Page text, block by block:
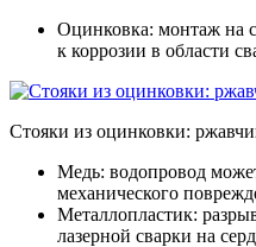
Оцинковка: монтаж на
к коррозии в области
Стояки из оцинковки:
Медь: водопровод
механического
Металлопластик:
лазерной сварки на